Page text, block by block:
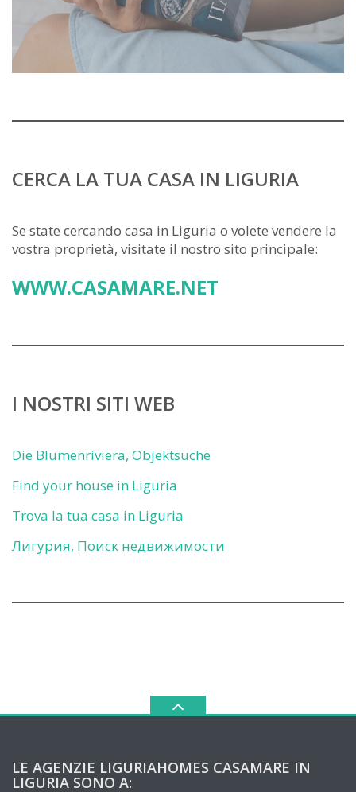
CERCA LA TUA CASA IN LIGURIA
Se state cercando casa in Liguria o volete vendere la
vostra proprietà, visitate il nostro sito principale:
WWW.CASAMARE.NET
I NOSTRI SITI WEB
Die Blumenriviera, Objektsuche
Find your house in Liguria
Trova la tua casa in Liguria
Лигурия, Поиск недвижимости
LE AGENZIE LIGURIAHOMES CASAMARE IN
LIGURIA SONO A: